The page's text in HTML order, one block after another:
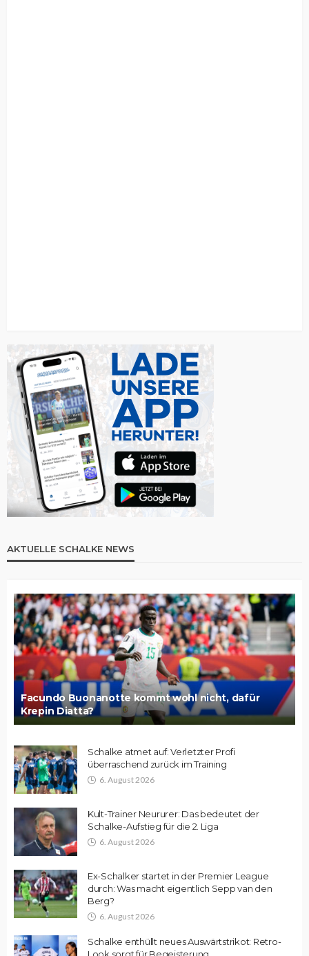
AKTUELLE SCHALKE NEWS
Facundo Buonanotte kommt wohl nicht, dafür
Krepin Diatta?
Schalke atmet auf: Verletzter Profi
überraschend zurück im Training
6. August 2026
Kult-Trainer Neururer: Das bedeutet der
Schalke-Aufstieg für die 2. Liga
6. August 2026
Ex-Schalker startet in der Premier League
durch: Was macht eigentlich Sepp van den
Berg?
6. August 2026
Schalke enthüllt neues Auswärtstrikot: Retro-